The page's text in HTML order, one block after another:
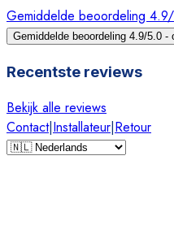
Gemiddelde beoordeling
Gemiddelde beoordeling 4.9/5.0 -
Recentste reviews
Bekijk alle reviews
Contact|Installateur|Retour